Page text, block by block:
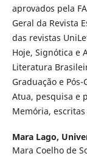
aprovados pela
Geral da Revista
das revistas
Hoje, Signótica e
Literatura
Graduação e
Atua, pesquisa e
Memória,
Mara Lago,
Mara Coelho de